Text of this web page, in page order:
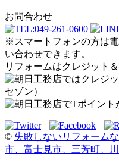
お問合わせ
※スマートフォンの方は
い合わせできます。
リフォームはクレジット
© 失敗しないリフォーム
市、富士見市、三芳町、